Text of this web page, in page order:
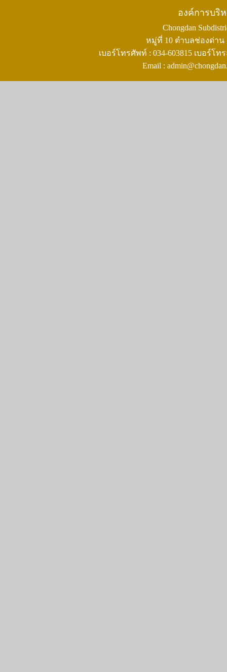
องค์การบริ
Chongdan
หมู่ที่ 10 ตำบลช่องด่าน
เบอร์โทรศัพท์ : 034-603815 เบอร์โท
Email :